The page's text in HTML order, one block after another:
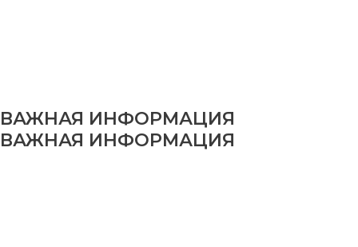
ВАЖНАЯ ИНФОРМАЦИЯ
ВАЖНАЯ ИНФОРМАЦИЯ